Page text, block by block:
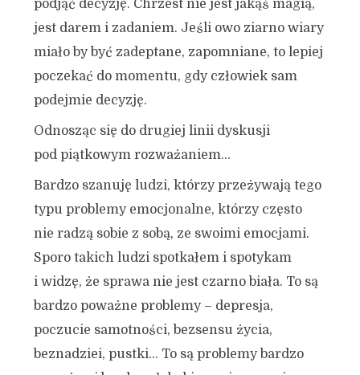
podjąć decyzję. Chrzest nie jest jakąś magią,
jest darem i zadaniem. Jeśli owo ziarno wiary
miało by być zadeptane, zapomniane, to lepiej
poczekać do momentu, gdy człowiek sam
podejmie decyzję.
Odnosząc się do drugiej linii dyskusji
pod piątkowym rozważaniem…
Bardzo szanuję ludzi, którzy przeżywają tego
typu problemy emocjonalne, którzy często
nie radzą sobie z sobą, ze swoimi emocjami.
Sporo takich ludzi spotkałem i spotykam
i widzę, że sprawa nie jest czarno biała. To są
bardzo poważne problemy – depresja,
poczucie samotności, bezsensu życia,
beznadziei, pustki… To są problemy bardzo